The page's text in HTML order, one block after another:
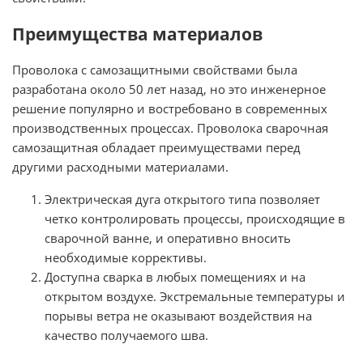
Преимущества материалов
Проволока с самозащитными свойствами была
разработана около 50 лет назад, но это инженерное
решение популярно и востребовано в современных
производственных процессах. Проволока сварочная
самозащитная обладает преимуществами перед
другими расходными материалами.
Электрическая дуга открытого типа позволяет
четко контролировать процессы, происходящие в
сварочной ванне, и оперативно вносить
необходимые коррективы.
Доступна сварка в любых помещениях и на
открытом воздухе. Экстремальные температуры и
порывы ветра не оказывают воздействия на
качество получаемого шва.